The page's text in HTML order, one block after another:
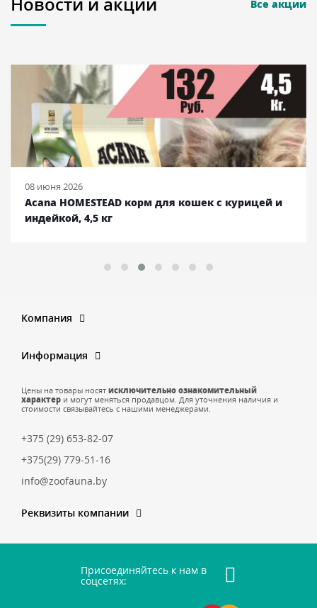
Все акции
08 июня 2026
Acana HOMESTEAD корм для кошек с курицей и
индейкой, 4,5 кг
Компания
Информация
Цены на товары носят исключительно ознакомительный
характер и могут меняться продавцом. Для уточнения наличия и
стоимости связывайтесь с нашими менеджерами.
+375 (29) 653-82-07
+375(29) 779-51-16
info@zoofauna.by
Реквизиты компании
Присоединяйтесь к нам в
соцсетях: